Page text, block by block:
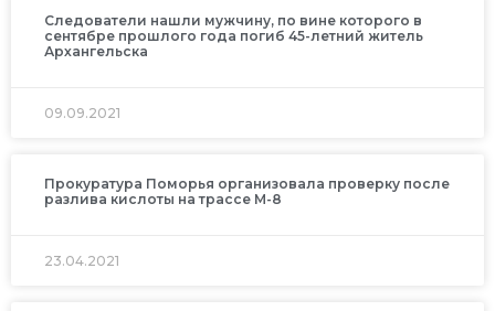
Следователи нашли мужчину, по вине которого в
сентябре прошлого года погиб 45-летний житель
Архангельска
09.09.2021
Прокуратура Поморья организовала проверку после
разлива кислоты на трассе М-8
23.04.2021